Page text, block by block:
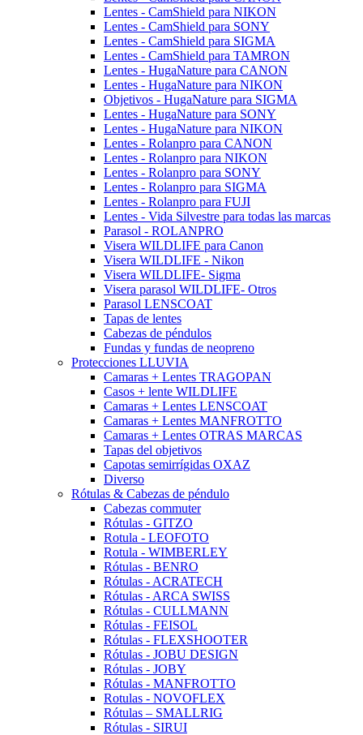
Lentes - CamShield para NIKON
Lentes - CamShield para SONY
Lentes - CamShield para SIGMA
Lentes - CamShield para TAMRON
Lentes - HugaNature para CANON
Lentes - HugaNature para NIKON
Objetivos - HugaNature para SIGMA
Lentes - HugaNature para SONY
Lentes - HugaNature para NIKON
Lentes - Rolanpro para CANON
Lentes - Rolanpro para NIKON
Lentes - Rolanpro para SONY
Lentes - Rolanpro para SIGMA
Lentes - Rolanpro para FUJI
Lentes - Vida Silvestre para todas las marcas
Parasol - ROLANPRO
Visera WILDLIFE para Canon
Visera WILDLIFE - Nikon
Visera WILDLIFE- Sigma
Visera parasol WILDLIFE- Otros
Parasol LENSCOAT
Tapas de lentes
Cabezas de péndulos
Fundas y fundas de neopreno
Protecciones LLUVIA
Camaras + Lentes TRAGOPAN
Casos + lente WILDLIFE
Camaras + Lentes LENSCOAT
Camaras + Lentes MANFROTTO
Camaras + Lentes OTRAS MARCAS
Tapas del objetivos
Capotas semirrígidas OXAZ
Diverso
Rótulas & Cabezas de péndulo
Cabezas commuter
Rótulas - GITZO
Rotula - LEOFOTO
Rotula - WIMBERLEY
Rótulas - BENRO
Rótulas - ACRATECH
Rótulas - ARCA SWISS
Rótulas - CULLMANN
Rótulas - FEISOL
Rótulas - FLEXSHOOTER
Rótulas - JOBU DESIGN
Rótulas - JOBY
Rótulas - MANFROTTO
Rotulas - NOVOFLEX
Rótulas – SMALLRIG
Rótulas - SIRUI